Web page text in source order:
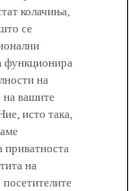
колачиња,
се
функционира
на
на вашите
исто така,
приватноста
на